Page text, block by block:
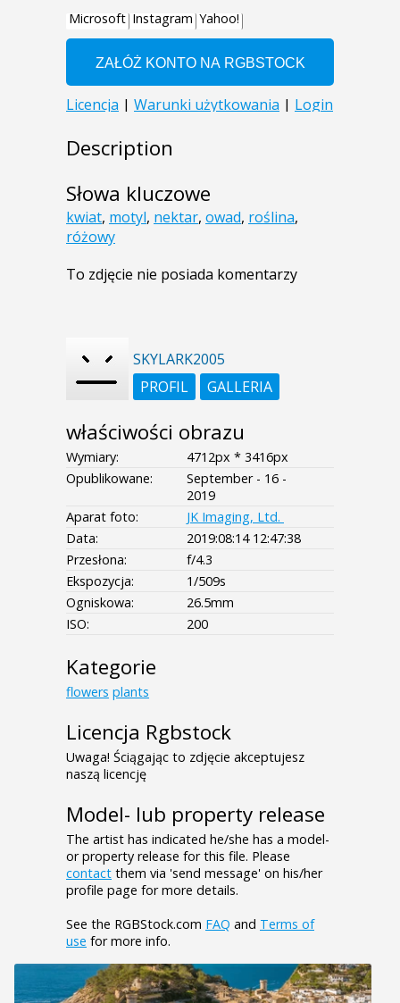
Description
Słowa kluczowe
kwiat, motyl, nektar, owad, roślina,
różowy
To zdjęcie nie posiada komentarzy
SKYLARK2005
PROFIL
GALLERIA
właściwości obrazu
Wymiary:
4712px * 3416px
Opublikowane:
September - 16 -
2019
Aparat foto:
JK Imaging, Ltd.
Data:
2019:08:14 12:47:38
Przesłona:
f/4.3
Ekspozycja:
1/509s
Ogniskowa:
26.5mm
ISO:
200
Kategorie
flowers plants
Licencja Rgbstock
Uwaga! Ściągając to zdjęcie akceptujesz
naszą licencję
Model- lub property release
The artist has indicated he/she has a model-
or property release for this file. Please
contact them via 'send message' on his/her
profile page for more details.
See the RGBStock.com FAQ and Terms of
use for more info.